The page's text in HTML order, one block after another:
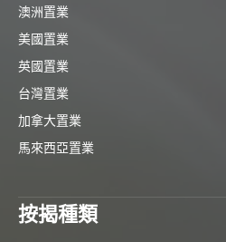
澳洲置業
美國置業
英國置業
台灣置業
加拿大置業
馬來西亞置業
按揭種類